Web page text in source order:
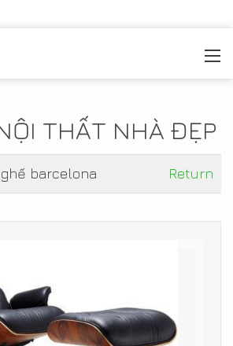
THẤT NHÀ ĐẸP
ghế barcelona Return